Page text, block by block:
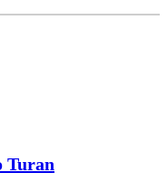
Turan